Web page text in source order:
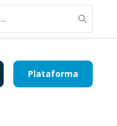
Plataforma